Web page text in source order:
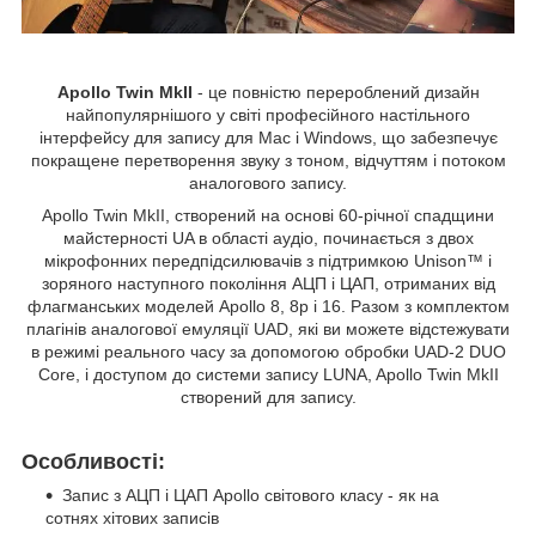
Apollo Twin MkII - це повністю перероблений дизайн
найпопулярнішого у світі професійного настільного
інтерфейсу для запису для Mac і Windows, що забезпечує
покращене перетворення звуку з тоном, відчуттям і потоком
аналогового запису.
Apollo Twin MkII, створений на основі 60-річної спадщини
майстерності UA в області аудіо, починається з двох
мікрофонних передпідсилювачів з підтримкою Unison™ і
зоряного наступного покоління АЦП і ЦАП, отриманих від
флагманських моделей Apollo 8, 8p і 16. Разом з комплектом
плагінів аналогової емуляції UAD, які ви можете відстежувати
в режимі реального часу за допомогою обробки UAD-2 DUO
Core, і доступом до системи запису LUNA, Apollo Twin MkII
створений для запису.
Особливості:
Запис з АЦП і ЦАП Apollo світового класу - як на
сотнях хітових записів